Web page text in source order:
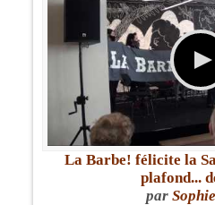
La Barbe! félicite la
plafond...
par